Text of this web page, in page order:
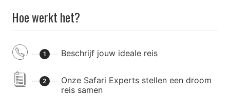
Hoe werkt het?
1 Beschrijf jouw ideale reis
2
Onze Safari Experts stellen een droom
reis samen